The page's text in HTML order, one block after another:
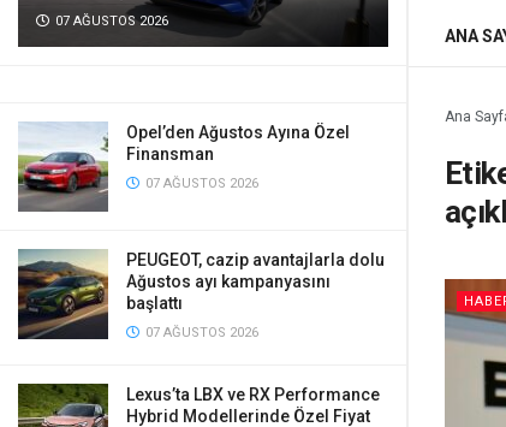
07 AĞUSTOS 2026
Opel’den Ağustos Ayına Özel
Finansman
07 AĞUSTOS 2026
PEUGEOT, cazip avantajlarla dolu
Ağustos ayı kampanyasını
başlattı
07 AĞUSTOS 2026
Lexus’ta LBX ve RX Performance
Hybrid Modellerinde Özel Fiyat
ANA
Ana